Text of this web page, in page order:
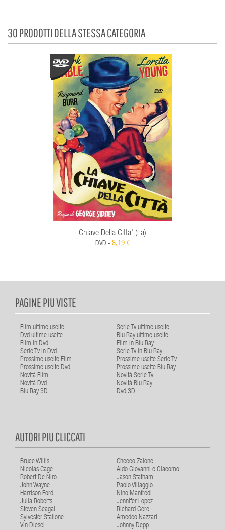
30 PRODOTTI DELLA STESSA CATEGORIA
Chiave Della Citta' (La)
DVD - 8,19 €
PAGINE PIU VISTE
Film ultime uscite
Serie Tv ultime uscite
Dvd ultime uscite
Blu Ray ultime uscite
Film in Dvd
Film in Blu Ray
Serie Tv in Dvd
Serie Tv in Blu Ray
Prossime uscite Film
Prossime uscite Serie Tv
Prossime uscite Dvd
Prossime uscite Blu Ray
Novità Film
Novità Serie Tv
Novità Dvd
Novità Blu Ray
Blu Ray 3D
Dvd 3D
AUTORI PIU CLICCATI
Bruce Willis
Checco Zalone
Nicolas Cage
Aldo Giovanni e Giacomo
Robert De Niro
Jason Statham
John Wayne
Paolo Villaggio
Harrison Ford
Nino Manfredi
Julia Roberts
Jennifer Lopez
Steven Seagal
Richard Gere
Sylvester Stallone
Amedeo Nazzari
Vin Diesel
Johnny Depp